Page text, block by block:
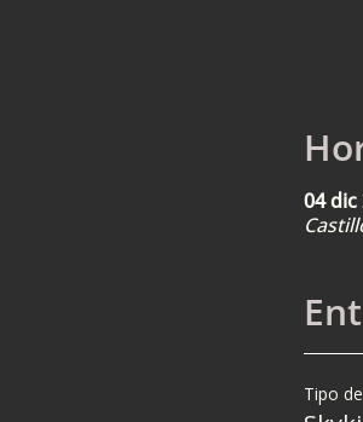
04 dic
Tipo